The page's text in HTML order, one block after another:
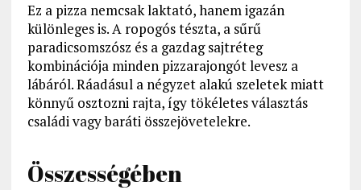
Ez a pizza nemcsak laktató, hanem igazán
különleges is. A ropogós tészta, a sűrű
paradicsomszósz és a gazdag sajtréteg
kombinációja minden pizzarajongót levesz a
lábáról. Ráadásul a négyzet alakú szeletek miatt
könnyű osztozni rajta, így tökéletes választás
családi vagy baráti összejövetelekre.
Összességében